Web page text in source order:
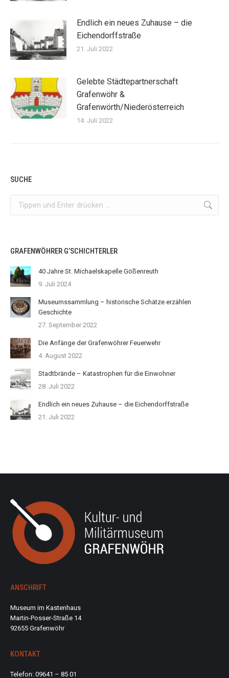
Endlich ein neues Zuhause – die
Eichendorffstraße
21. Juli 2022
Gelebte Städtepartnerschaft
Grafenwöhr &
Grafenwörth/Niederösterreich
14. Juli 2022
SUCHE
GRAFENWÖHRER G’SCHICHTERLER
40 Jahre St. Michaelskapelle Gößenreuth
9. Juli 2024
Museumssammlung – historische Schätze erzählen
Geschichte
27. September 2022
Die Anfänge der Grafenwöhrer Feuerwehr
4. August 2022
Stadtbrände – Katastrophen für die Einwohner
28. Juli 2022
Endlich ein neues Zuhause – die Eichendorffstraße
21. Juli 2022
ANSCHRIFT
Museum im Kastenhaus
Martin-Posser-Straße 14
92655 Grafenwöhr
KONTAKT
Telefon: 09641 – 85 01